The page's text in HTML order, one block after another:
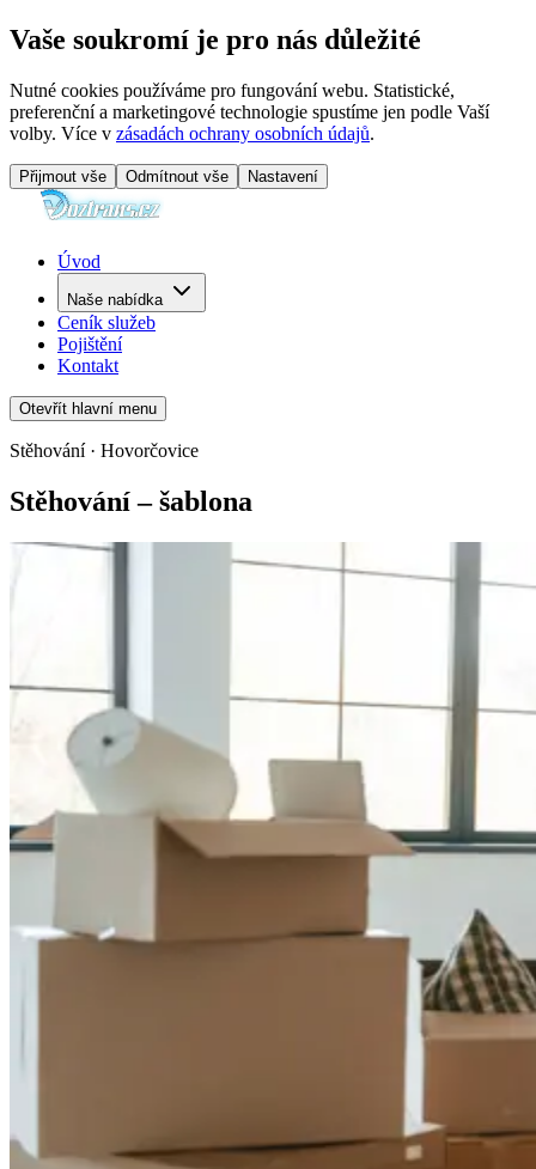
Vaše soukromí je pro nás důležité
Nutné cookies používáme pro fungování webu. Statistické,
preferenční a marketingové technologie spustíme jen podle Vaší
volby. Více v zásadách ochrany osobních údajů.
Přijmout vše Odmítnout vše Nastavení
Úvod
Naše nabídka
Ceník služeb
Pojištění
Kontakt
Otevřít hlavní menu
Stěhování · Hovorčovice
Stěhování – šablona